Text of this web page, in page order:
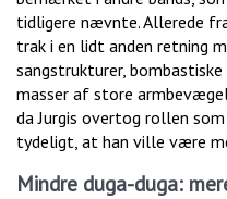
tidligere nævnte. Allerede
trak i en lidt anden retning
sangstrukturer,
masser af store
da Jurgis overtog rollen
tydeligt, at han ville være
Mindre duga-duga: